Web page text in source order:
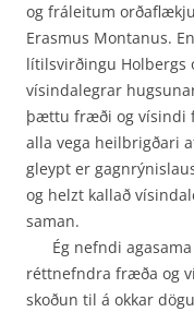
og fráleitum
Erasmus Montanus.
lítils­virðingu Holbergs
vísindalegrar
þættu fræði og vísindi
alla vega heilbrigðari
gleypt er
og helzt kallað
saman.
Ég nefndi agasama
réttnefndra fræða og
skoðun til á okkar